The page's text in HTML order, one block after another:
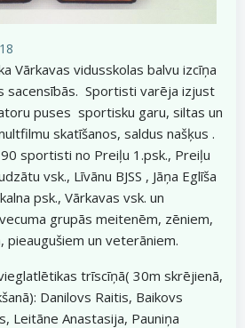
Vārkavas vidusskolas balvu izcīņa
sacensībās. Sportisti varēja izjust
puses sportisku garu, siltas un
skatīšanos, saldus našķus .
sportisti no Preiļu 1.psk., Preiļu
vsk., Līvānu BJSS , Jāņa Eglīša
psk., Vārkavas vsk. un
grupās meitenēm, zēniem,
pieaugušiem un veterāniem.
trīscīņā( 30m skrējienā,
Danilovs Raitis, Baikovs
Leitāne Anastasija, Pauniņa